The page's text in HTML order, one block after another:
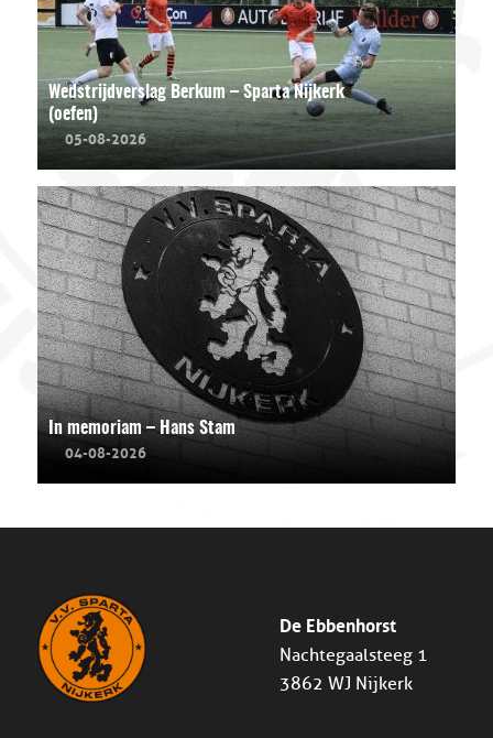
Wedstrijdverslag Berkum – Sparta Nijkerk
(oefen)
05-08-2026
In memoriam – Hans Stam
04-08-2026
De Ebbenhorst
Nachtegaalsteeg 1
3862 WJ Nijkerk